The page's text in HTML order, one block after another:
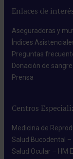
Enlaces de
Aseguradoras y
Índices
Preguntas
Donación de sangre​
Prensa​
Centros
Medicina de
Salud Bucodental –
Salud Ocular – HM